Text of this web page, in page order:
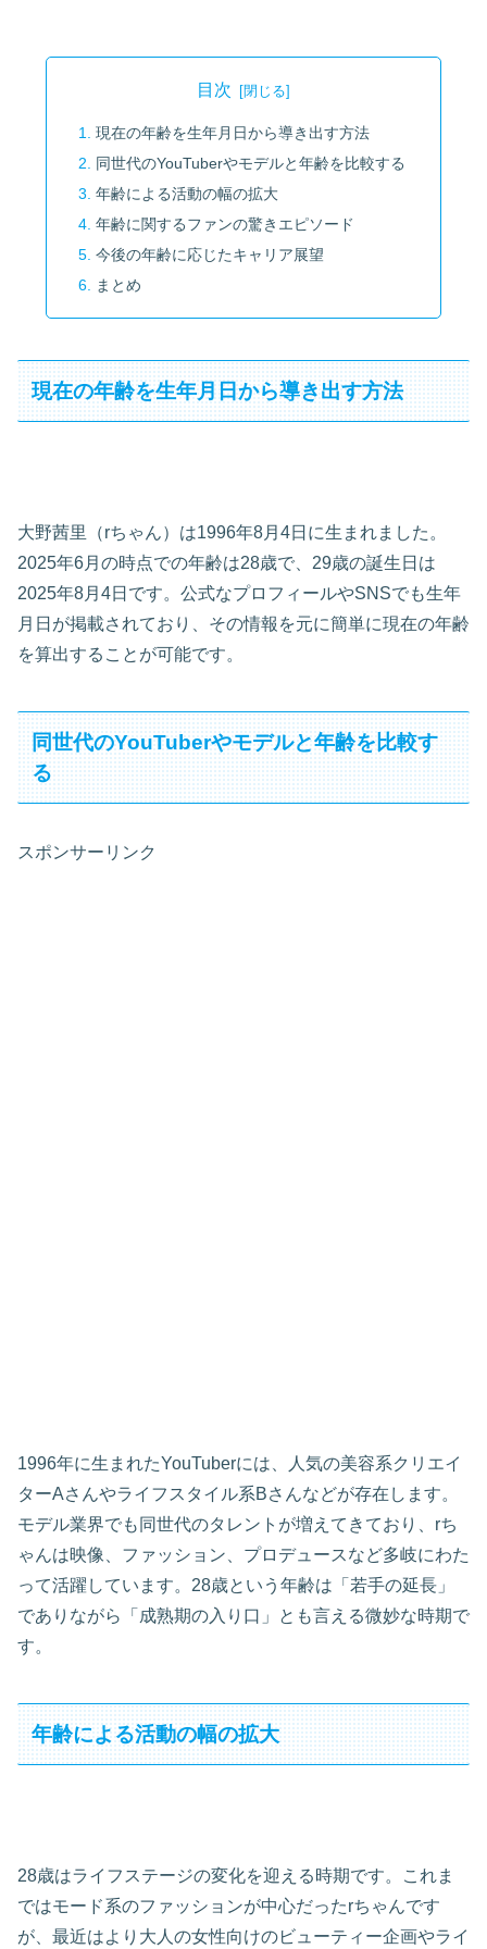
目次
現在の年齢を生年月日から導き出す方法
同世代のYouTuberやモデルと年齢を比較する
年齢による活動の幅の拡大
年齢に関するファンの驚きエピソード
今後の年齢に応じたキャリア展望
まとめ
現在の年齢を生年月日から導き出す方法
大野茜里（rちゃん）は1996年8月4日に生まれました。
2025年6月の時点での年齢は28歳で、29歳の誕生日は
2025年8月4日です。公式なプロフィールやSNSでも生年
月日が掲載されており、その情報を元に簡単に現在の年齢
を算出することが可能です。
同世代のYouTuberやモデルと年齢を比較す
る
スポンサーリンク
1996年に生まれたYouTuberには、人気の美容系クリエイ
ターAさんやライフスタイル系Bさんなどが存在します。
モデル業界でも同世代のタレントが増えてきており、rち
ゃんは映像、ファッション、プロデュースなど多岐にわた
って活躍しています。28歳という年齢は「若手の延長」
でありながら「成熟期の入り口」とも言える微妙な時期で
す。
年齢による活動の幅の拡大
28歳はライフステージの変化を迎える時期です。これま
ではモード系のファッションが中心だったrちゃんです
が、最近はより大人の女性向けのビューティー企画やライ